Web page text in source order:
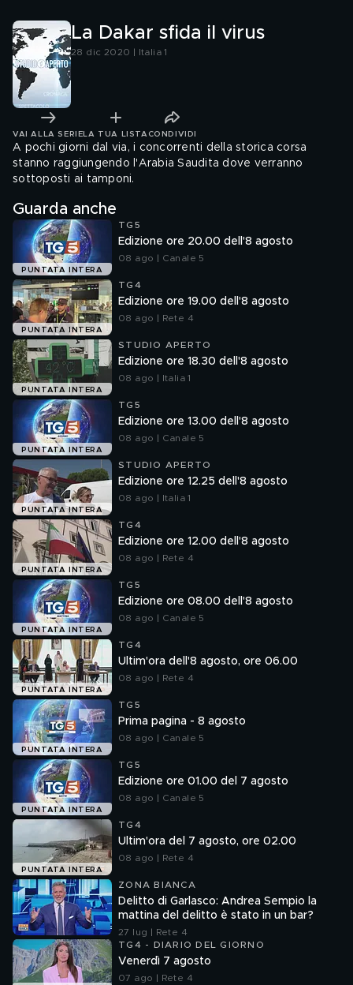
La Dakar sfida il virus
28 dic 2020 | Italia 1
VAI ALLA SERIE LA TUA LISTA CONDIVIDI
A pochi giorni dal via, i concorrenti della storica corsa
stanno raggiungendo l'Arabia Saudita dove verranno
sottoposti ai tamponi.
Guarda anche
PUNTATA INTERA
TG5
Edizione ore 20.00 dell'8 agosto
08 ago | Canale 5
PUNTATA INTERA
TG4
Edizione ore 19.00 dell'8 agosto
08 ago | Rete 4
PUNTATA INTERA
STUDIO APERTO
Edizione ore 18.30 dell'8 agosto
08 ago | Italia 1
PUNTATA INTERA
TG5
Edizione ore 13.00 dell'8 agosto
08 ago | Canale 5
PUNTATA INTERA
STUDIO APERTO
Edizione ore 12.25 dell'8 agosto
08 ago | Italia 1
PUNTATA INTERA
TG4
Edizione ore 12.00 dell'8 agosto
08 ago | Rete 4
PUNTATA INTERA
TG5
Edizione ore 08.00 dell'8 agosto
08 ago | Canale 5
PUNTATA INTERA
TG4
Ultim'ora dell'8 agosto, ore 06.00
08 ago | Rete 4
PUNTATA INTERA
TG5
Prima pagina - 8 agosto
08 ago | Canale 5
PUNTATA INTERA
TG5
Edizione ore 01.00 del 7 agosto
08 ago | Canale 5
PUNTATA INTERA
TG4
Ultim'ora del 7 agosto, ore 02.00
08 ago | Rete 4
ZONA BIANCA
Delitto di Garlasco: Andrea Sempio la
mattina del delitto è stato in un bar?
27 lug | Rete 4
TG4 - DIARIO DEL GIORNO
Venerdì 7 agosto
07 ago | Rete 4